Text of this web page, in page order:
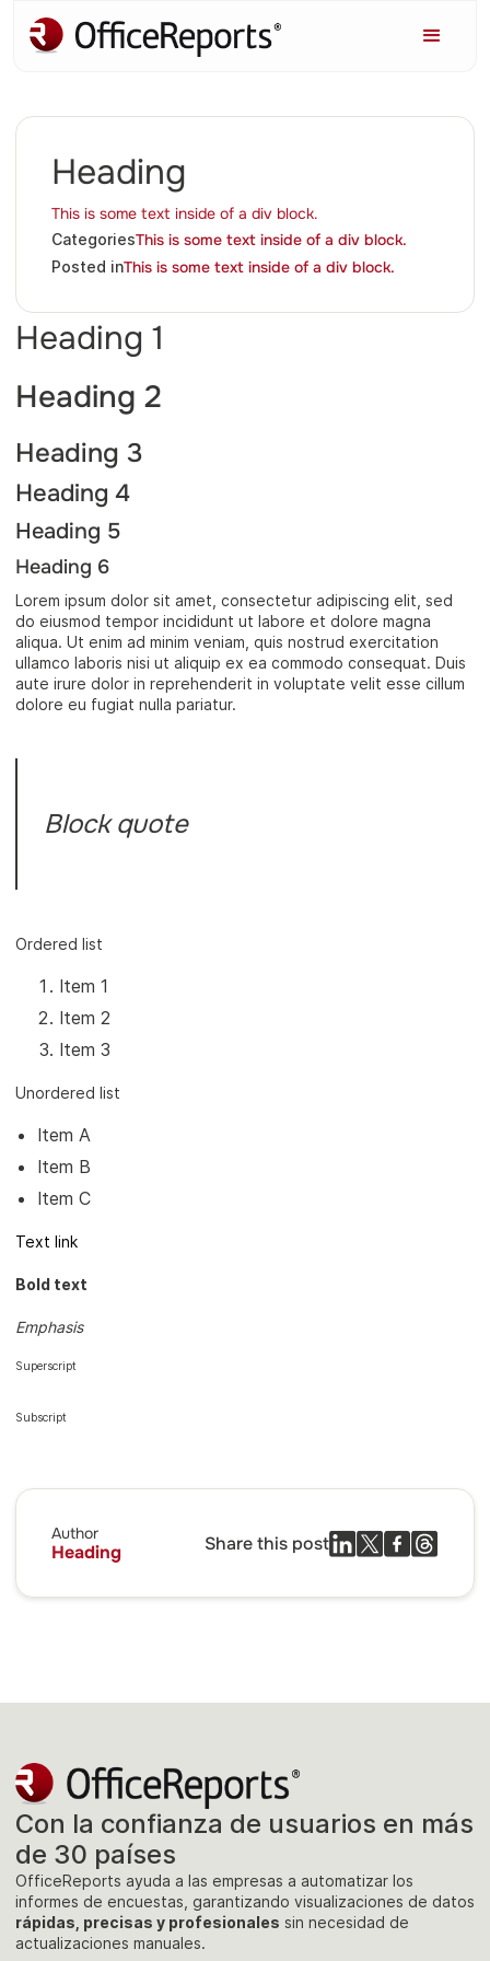
Heading
This is some text inside of a div block.
CategoriesThis is some text inside of a div block.
Posted inThis is some text inside of a div block.
Heading 1
Heading 2
Heading 3
Heading 4
Heading 5
Heading 6
Lorem ipsum dolor sit amet, consectetur adipiscing elit, sed
do eiusmod tempor incididunt ut labore et dolore magna
aliqua. Ut enim ad minim veniam, quis nostrud exercitation
ullamco laboris nisi ut aliquip ex ea commodo consequat. Duis
aute irure dolor in reprehenderit in voluptate velit esse cillum
dolore eu fugiat nulla pariatur.
Block quote
Ordered list
Item 1
Item 2
Item 3
Unordered list
Item A
Item B
Item C
Text link
Bold text
Emphasis
Superscript
Subscript
Author
Heading Share this post
Con la confianza de usuarios en más
de 30 países
OfficeReports ayuda a las empresas a automatizar los
informes de encuestas, garantizando visualizaciones de datos
rápidas, precisas y profesionales sin necesidad de
actualizaciones manuales.